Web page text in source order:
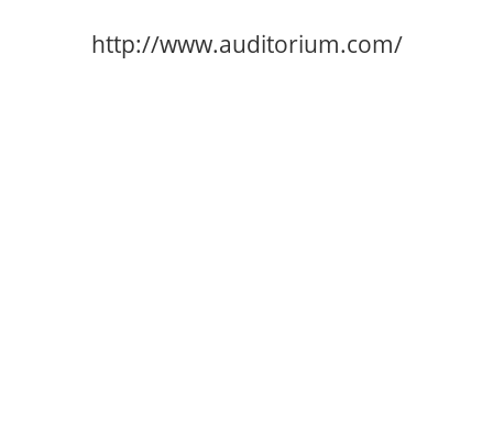
http://www.auditorium.com/